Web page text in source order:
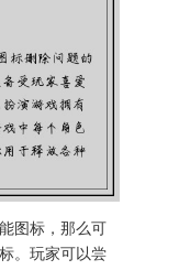
图标，那么可
。玩家可以尝